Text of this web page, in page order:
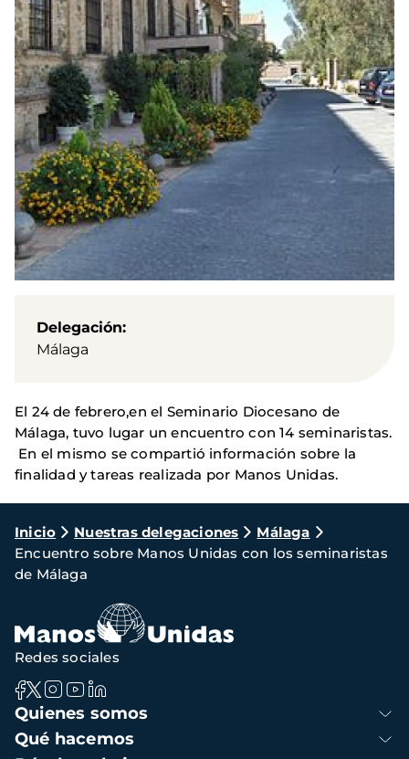
Delegación
Málaga
El 24 de febrero,en el Seminario Diocesano de
Málaga, tuvo lugar un encuentro con 14 seminaristas.
En el mismo se compartió información sobre la
finalidad y tareas realizada por Manos Unidas.
Ruta
de
navegación
Inicio Nuestras delegaciones
Málaga
Encuentro sobre Manos Unidas con los seminaristas
de Málaga
Navegación
principal
Quienes somos
Qué hacemos
Redes sociales